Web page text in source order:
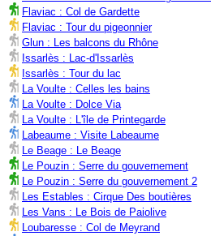
Flaviac : Col de Gardette
Flaviac : Tour du pigeonnier
Glun : Les balcons du Rhône
Issarlès : Lac-d'Issarlès
Issarlès : Tour du lac
La Voulte : Celles les bains
La Voulte : Dolce Via
La Voulte : L'île de Printegarde
Labeaume : Visite Labeaume
Le Beage : Le Beage
Le Pouzin : Serre du gouvernement
Le Pouzin : Serre du gouvernement 2
Les Estables : Cirque Des boutières
Les Vans : Le Bois de Paiolive
Loubaresse : Col de Meyrand